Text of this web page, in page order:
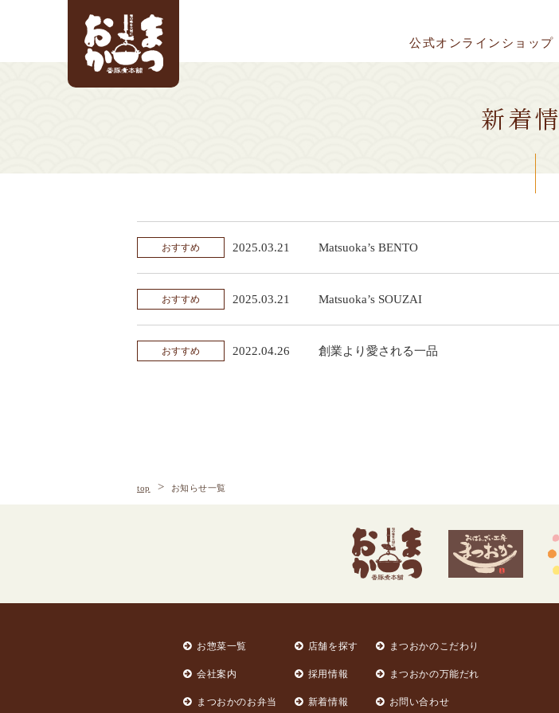
公式オンラインショップ
新着情
おすすめ 2025.03.21 Matsuoka’s BENTO
おすすめ 2025.03.21 Matsuoka’s SOUZAI
おすすめ 2022.04.26 創業より愛される一品
top お知らせ一覧
お惣菜一覧
会社案内
まつおかのお弁当
店舗を探す
採用情報
新着情報
まつおかのこだわり
まつおかの万能だれ
お問い合わせ